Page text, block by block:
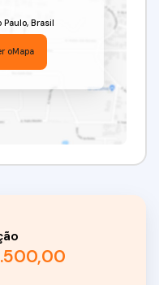
Paulo, Brasil
oMapa